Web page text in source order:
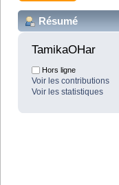
Résumé
TamikaOHar
Hors ligne
Voir les contributions
Voir les statistiques